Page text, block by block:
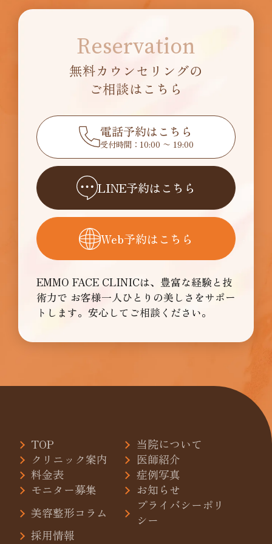
Reservation
無料カウンセリングの
ご相談はこちら
電話予約はこちら
受付時間：10:00 〜 19:00
LINE予約はこちら
Web予約はこちら
EMMO FACE CLINICは、豊富な経験と技
術力で お客様一人ひとりの美しさをサポー
トします。安心してご相談ください。
TOP
当院について
クリニック案内
医師紹介
料金表
症例写真
モニター募集
お知らせ
美容整形コラム
プライバシーポリ
シー
採用情報